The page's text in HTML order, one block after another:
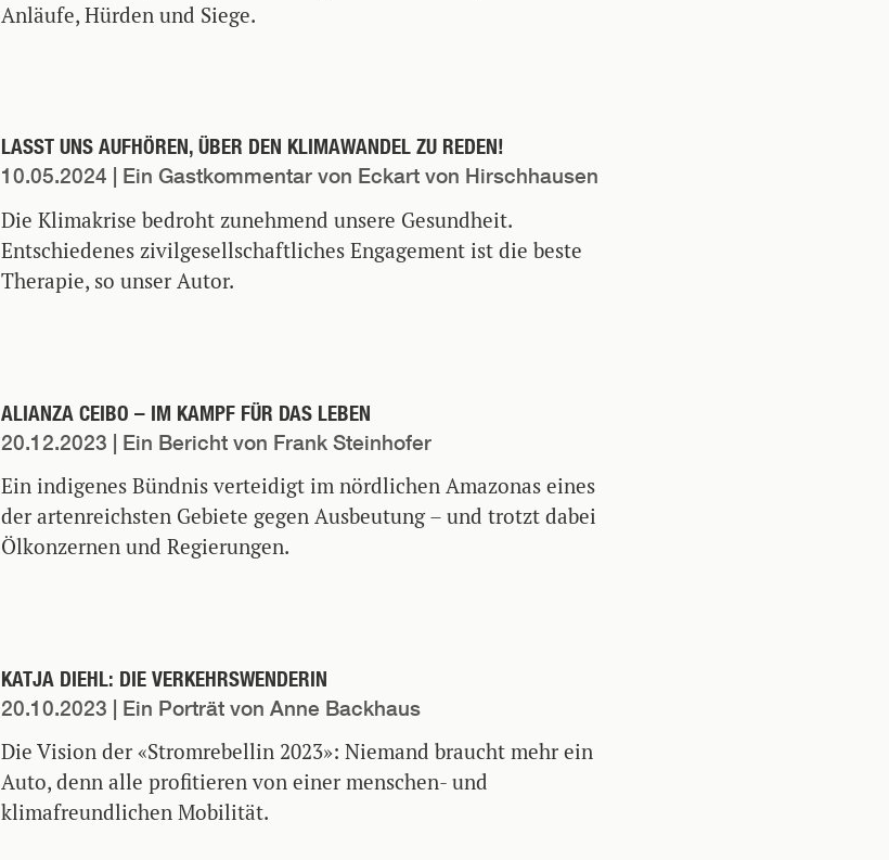
Anläufe, Hürden und Siege.
LASST UNS AUFHÖREN, ÜBER DEN KLIMAWANDEL ZU REDEN!
10.05.2024 | Ein Gastkommentar von Eckart von Hirschhausen
Die Klimakrise bedroht zunehmend unsere Gesundheit.
Entschiedenes zivilgesellschaftliches Engagement ist die beste
Therapie, so unser Autor.
ALIANZA CEIBO – IM KAMPF FÜR DAS LEBEN
20.12.2023 | Ein Bericht von Frank Steinhofer
Ein indigenes Bündnis verteidigt im nördlichen Amazonas eines
der artenreichsten Gebiete gegen Ausbeutung – und trotzt dabei
Ölkonzernen und Regierungen.
KATJA DIEHL: DIE VERKEHRSWENDERIN
20.10.2023 | Ein Porträt von Anne Backhaus
Die Vision der «Stromrebellin 2023»: Niemand braucht mehr ein
Auto, denn alle profitieren von einer menschen- und
klimafreundlichen Mobilität.